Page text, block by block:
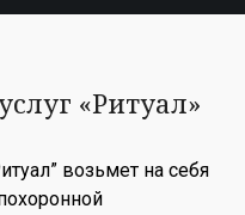
«Ритуал»
возьмет на себя